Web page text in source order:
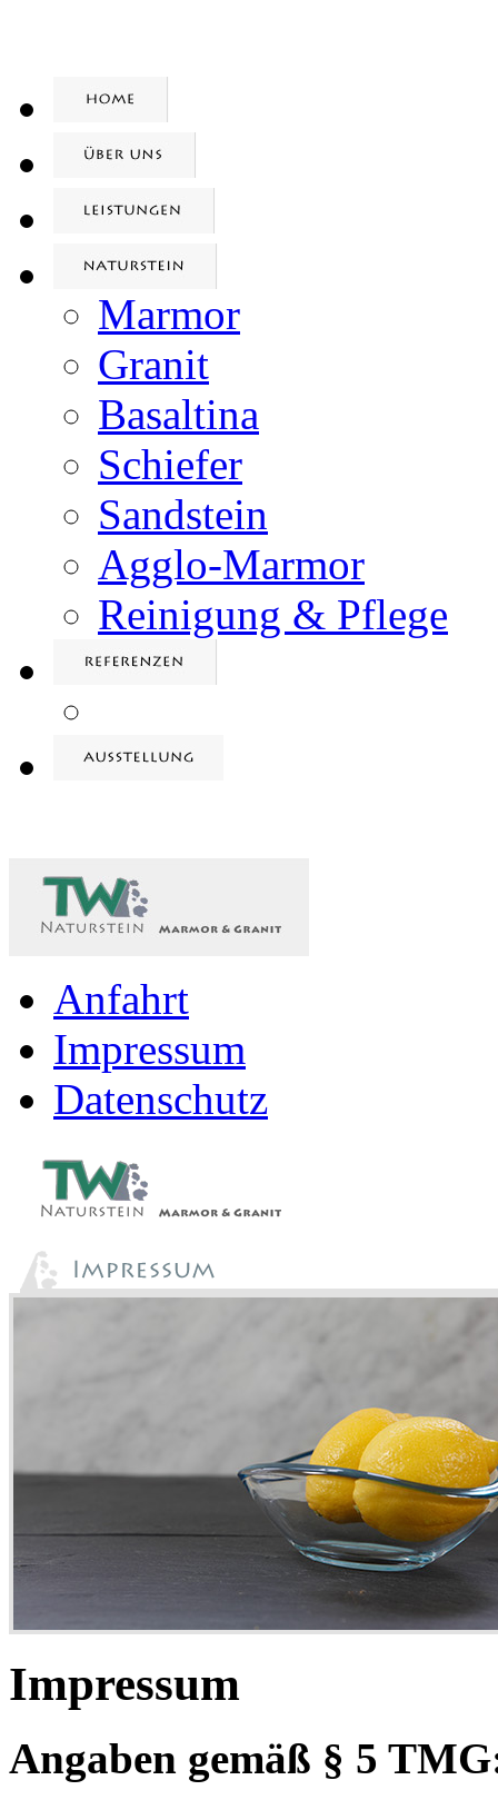
Marmor
Granit
Basaltina
Schiefer
Sandstein
Agglo-Marmor
Reinigung & Pflege
Anfahrt
Impressum
Datenschutz
Impressum
Angaben gemäß § 5